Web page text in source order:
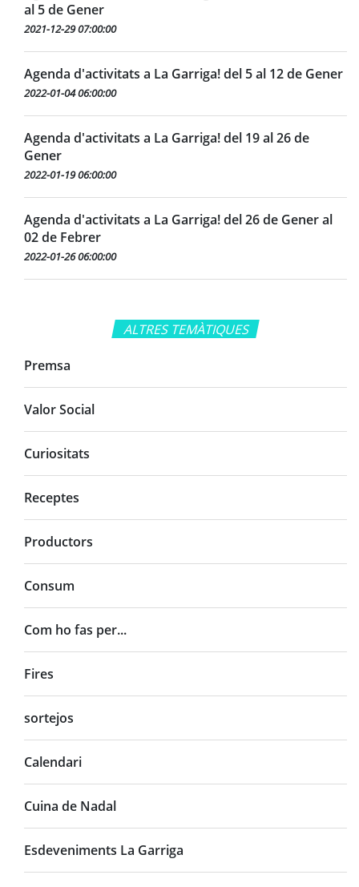
al 5 de Gener
2021-12-29 07:00:00
Agenda d'activitats a La Garriga! del 5 al 12 de Gener
2022-01-04 06:00:00
Agenda d'activitats a La Garriga! del 19 al 26 de
Gener
2022-01-19 06:00:00
Agenda d'activitats a La Garriga! del 26 de Gener al
02 de Febrer
2022-01-26 06:00:00
ALTRES TEMÀTIQUES
Premsa
Valor Social
Curiositats
Receptes
Productors
Consum
Com ho fas per...
Fires
sortejos
Calendari
Cuina de Nadal
Esdeveniments La Garriga